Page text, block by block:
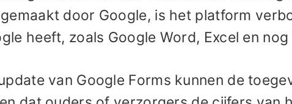
door Google, is het platform
heeft, zoals Google Word, Excel en nog
van Google Forms kunnen de